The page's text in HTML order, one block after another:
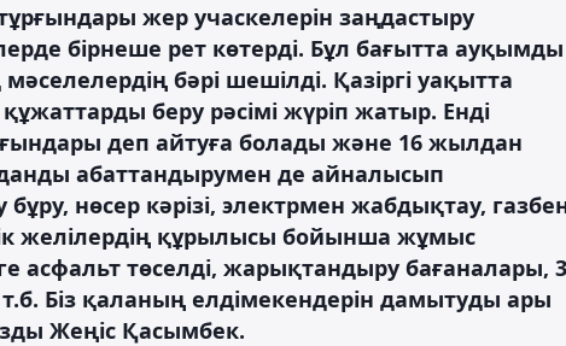
жер учаскелерін заңдастыру
бірнеше рет көтерді. Бұл бағытта ауқымды
бәрі шешілді. Қазіргі уақытта
беру рәсімі жүріп жатыр. Енді
деп айтуға болады және 16 жылдан
абаттандырумен де айналысып
нөсер кәрізі, электрмен жабдықтау,
желілердің құрылысы бойынша жұмыс
асфальт төселді, жарықтандыру бағаналары, 3
Біз қаланың елдімекендерін дамытуды ары
Жеңіс Қасымбек.